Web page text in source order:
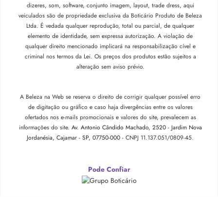
dizeres, som, software, conjunto imagem, layout, trade dress, aqui
veiculados são de propriedade exclusiva da Boticário Produto de Beleza
Ltda. É vedada qualquer reprodução, total ou parcial, de qualquer
elemento de identidade, sem expressa autorização. A violação de
qualquer direito mencionado implicará na responsabilização cível e
criminal nos termos da Lei. Os preços dos produtos estão sujeitos a
alteração sem aviso prévio.
A Beleza na Web se reserva o direito de corrigir qualquer possível erro
de digitação ou gráfico e caso haja divergências entre os valores
ofertados nos e-mails promocionais e valores do site, prevalecem as
informações do site. Av. Antonio Cândido Machado, 2520 - Jardim Nova
Jordanésia, Cajamar - SP, 07750-000 - CNPJ 11.137.051/0809-45.
Pode Confiar